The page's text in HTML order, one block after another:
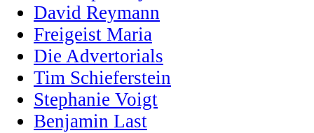
David Reymann
Freigeist Maria
Die Advertorials
Tim Schieferstein
Stephanie Voigt
Benjamin Last